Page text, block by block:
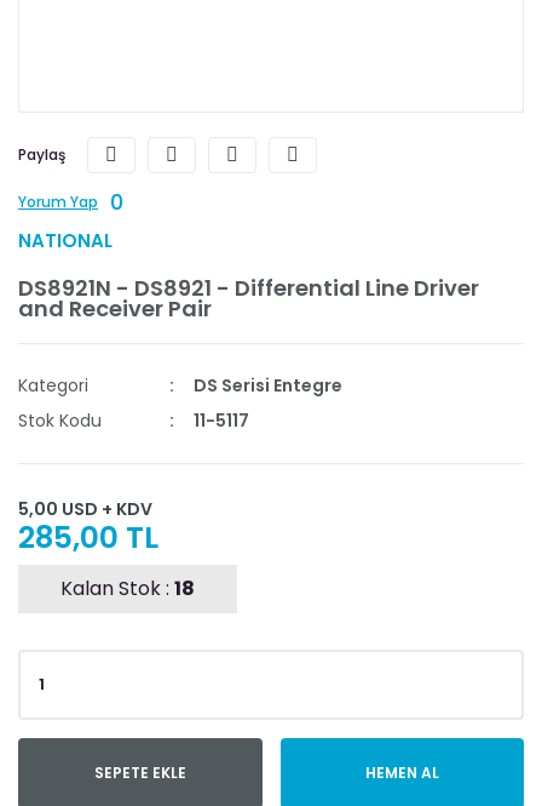
Paylaş
Yorum Yap 0
NATIONAL
DS8921N - DS8921 - Differential Line Driver
and Receiver Pair
Kategori
DS Serisi Entegre
Stok Kodu
11-5117
5,00 USD + KDV
285,00 TL
Kalan Stok : 18
SEPETE EKLE HEMEN AL